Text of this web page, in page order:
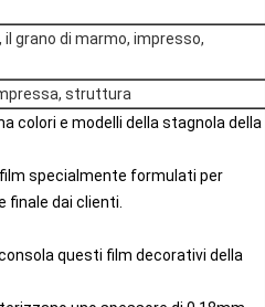
il grano di marmo, impresso,
struttura
colori e modelli della stagnola della
specialmente formulati per
finale dai clienti.
questi film decorativi della